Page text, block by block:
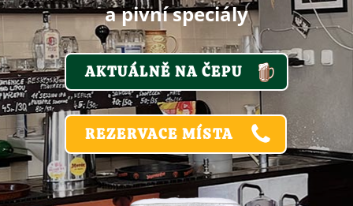
a pivní speciály
AKTUÁLNĚ NA ČEPU
REZERVACE MÍSTA